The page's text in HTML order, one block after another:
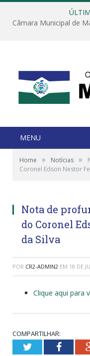
MENU
Home » Notícias »
Coronel Edson Nestor
Nota de
do Coronel
da Silva
POR CR2-ADMIN2 EM 18 DE
Clique aqui para
COMPARTILHAR:
Twitter